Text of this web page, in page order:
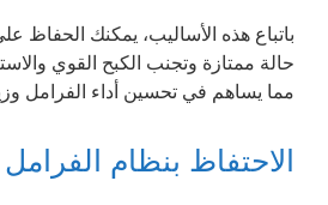
باتباع هذه الأساليب، يمكنك الحفاظ
حالة ممتازة وتجنب الكبح القوي
مما يساهم في تحسين أداء الفرامل
الاحتفاظ بنظام